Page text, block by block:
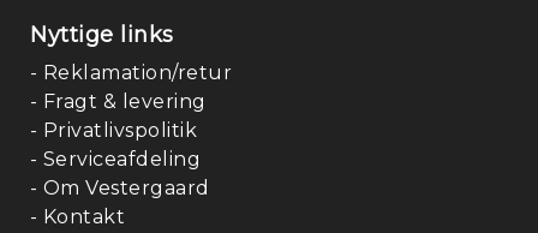
Nyttige links
- Reklamation/retur
- Fragt & levering
- Privatlivspolitik
- Serviceafdeling
- Om Vestergaard
- Kontakt